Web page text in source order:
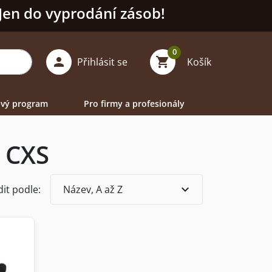
do vyprodání zásob!
 Přihlásit se shopping_cart Košík
0
program Pro firmy a profesionály
podle: Název, A až Z expand_more